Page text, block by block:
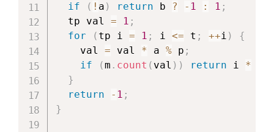
if
( ! a ) return b ? - 1 : 1 ;
  tp val
= 1 ;
for
( tp i = 1 ; i <= t ; ++i )
{
    val
= val * a % p ;
if
(m . count ( val ) ) return i *
}
return
- 1 ;
}